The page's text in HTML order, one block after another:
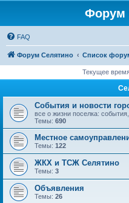
Форум
FAQ
Форум Селятино Список
Текущее
События и новости
все о жизни поселка: события,
Темы: 690
Местное
Темы: 122
ЖКХ и ТСЖ Селятино
Темы: 3
Объявления
Темы: 26